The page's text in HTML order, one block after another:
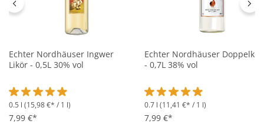
Echter Nordhäuser Ingwer
Likör - 0,5L 30% vol
Durchschnittliche Bewertung von 4.9 von 5 Sternen
0.5 l (15,98 €* / 1 l)
7,99 €*
Echter Nordhäuser
- 0,7L 38% vol
Durchschnittliche
0.7 l (11,41 €* / 1 l)
7,99 €*